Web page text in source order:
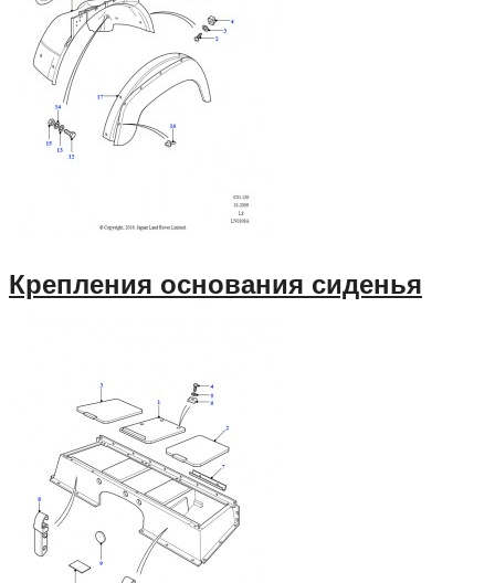
Крепления основания сиденья